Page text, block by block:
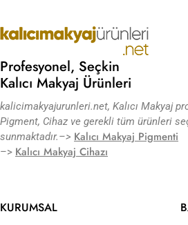
Profesyonel, Seçkin
Kalıcı Makyaj Ürünleri
kalicimakyajurunleri.net, Kalıcı Makyaj
Pigment, Cihaz ve gerekli tüm ürünleri
sunmaktadır.–> Kalıcı Makyaj Pigmenti
–> Kalıcı Makyaj Cihazı
KURUMSAL